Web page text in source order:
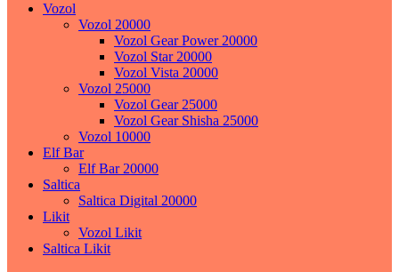
Vozol
Vozol 20000
Vozol Gear Power 20000
Vozol Star 20000
Vozol Vista 20000
Vozol 25000
Vozol Gear 25000
Vozol Gear Shisha 25000
Vozol 10000
Elf Bar
Elf Bar 20000
Saltica
Saltica Digital 20000
Likit
Vozol Likit
Saltica Likit